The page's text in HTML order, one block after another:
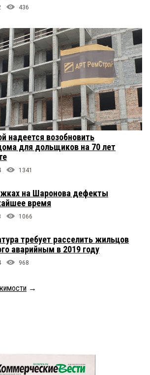
436
надеется возобновить
для дольщиков на 70 лет
1341
на Шаронова дефекты
время
1066
требует расселить жильцов
аварийным в 2019 году
968
→